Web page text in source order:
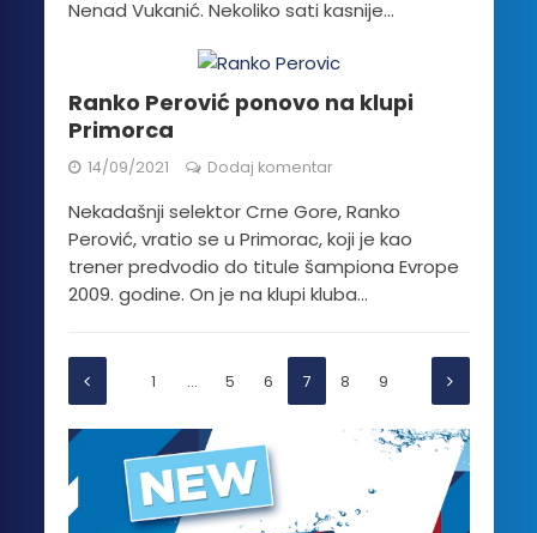
Nenad Vukanić. Nekoliko sati kasnije...
Ranko Perović ponovo na klupi
Primorca
14/09/2021 Dodaj komentar
Nekadašnji selektor Crne Gore, Ranko
Perović, vratio se u Primorac, koji je kao
trener predvodio do titule šampiona Evrope
2009. godine. On je na klupi kluba...
1 … 5 6 7 8 9